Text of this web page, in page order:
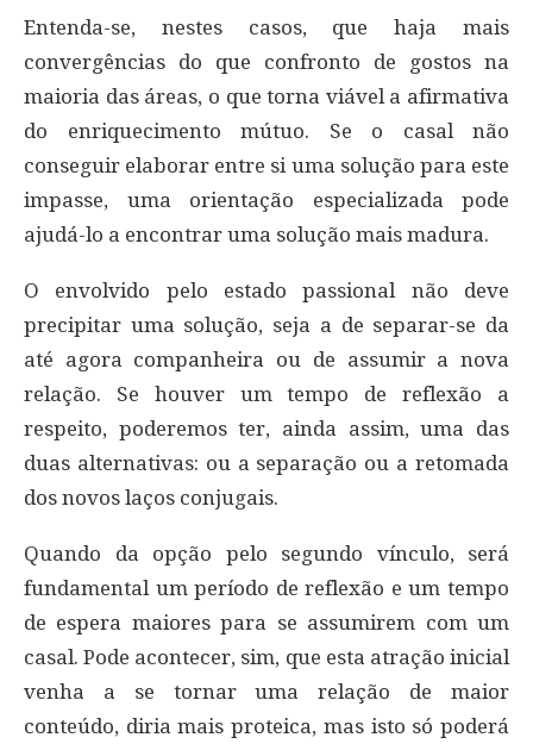
Entenda-se, nestes casos, que haja mais
convergências do que confronto de gostos na
maioria das áreas, o que torna viável a afirmativa
do enriquecimento mútuo. Se o casal não
conseguir elaborar entre si uma solução para este
impasse, uma orientação especializada pode
ajudá-lo a encontrar uma solução mais madura.
O envolvido pelo estado passional não deve
precipitar uma solução, seja a de separar-se da
até agora companheira ou de assumir a nova
relação. Se houver um tempo de reflexão a
respeito, poderemos ter, ainda assim, uma das
duas alternativas: ou a separação ou a retomada
dos novos laços conjugais.
Quando da opção pelo segundo vínculo, será
fundamental um período de reflexão e um tempo
de espera maiores para se assumirem com um
casal. Pode acontecer, sim, que esta atração inicial
venha a se tornar uma relação de maior
conteúdo, diria mais proteica, mas isto só poderá